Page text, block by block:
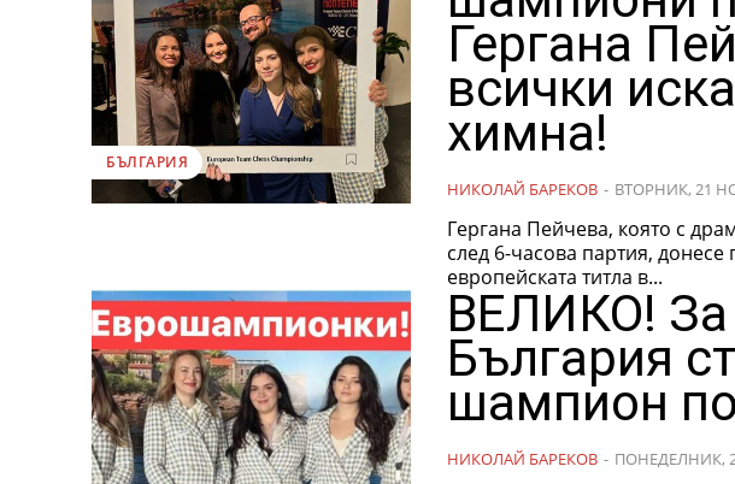
БЪЛГАРИЯ
Гергана
всички
химна!
НИКОЛАЙ БАРЕКОВ - ВТОРНИК, 21
Гергана Пейчева, която с
след 6-часова партия, донесе
европейската титла в...
ВЕЛИКО! За
България
шампион
НИКОЛАЙ БАРЕКОВ - ПОНЕДЕЛНИК,